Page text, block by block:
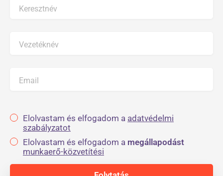
Keresztnév
Vezetéknév
Email
Elolvastam és elfogadom a adatvédelmi
szabályzatot
Elolvastam és elfogadom a megállapodást
munkaerő-közvetítési